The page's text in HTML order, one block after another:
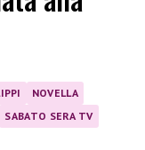
NOVELLA
SABATO SERA TV